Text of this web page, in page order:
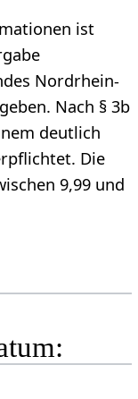
ist
Nordrhein-
Nach § 3b
deutlich
Die
9,99 und